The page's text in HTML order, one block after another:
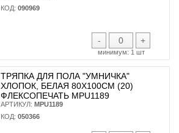
КОД: 090969
- +
минимум: 1 шт
ТРЯПКА ДЛЯ ПОЛА "УМНИЧКА"
ХЛОПОК, БЕЛАЯ 80Х100СМ (20)
ФЛЕКСОПЕЧАТЬ MPU1189
АРТИКУЛ: MPU1189
КОД: 050366